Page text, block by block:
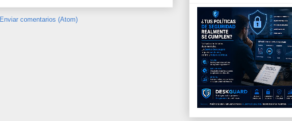
Enviar comentarios (Atom)